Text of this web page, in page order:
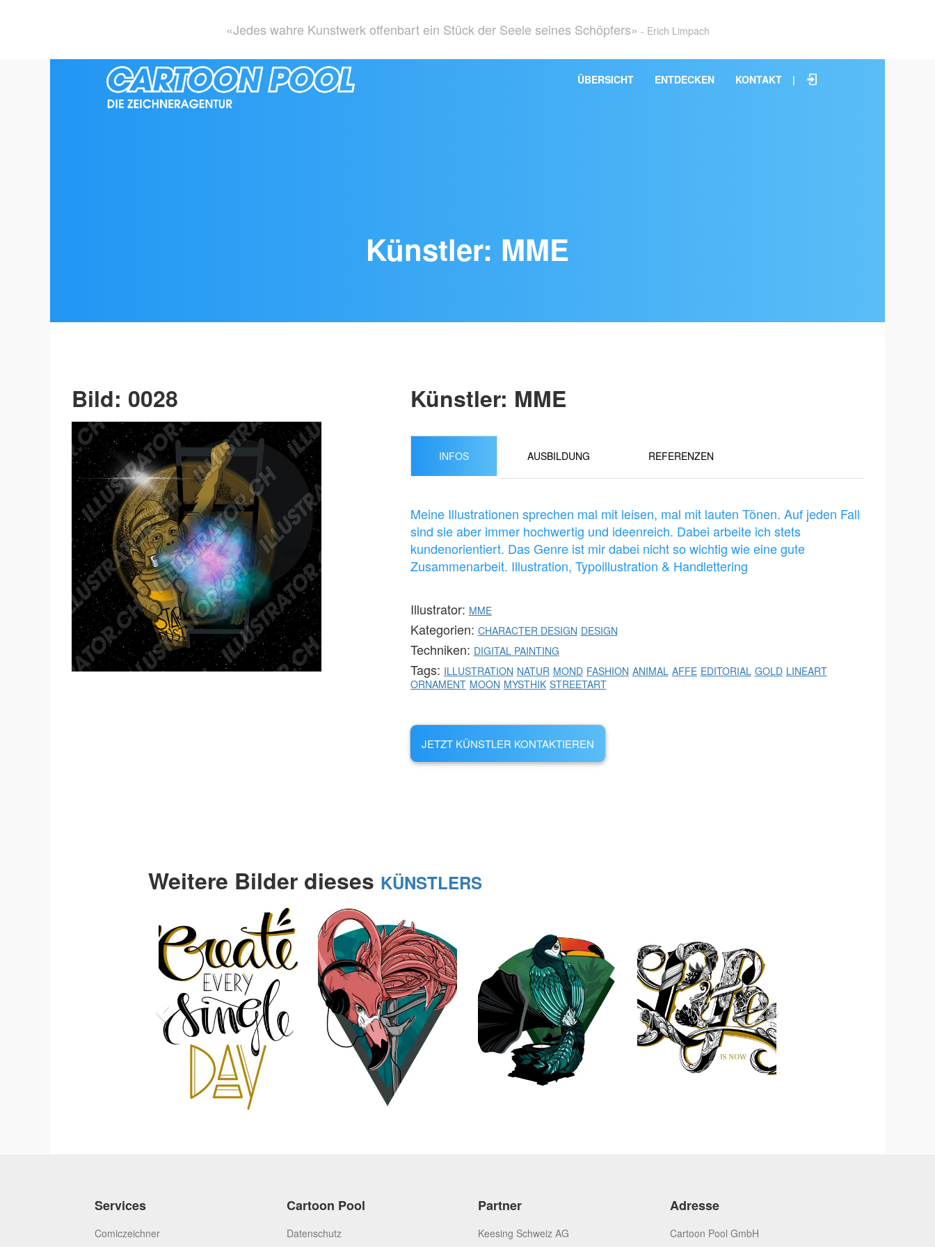
«Jedes wahre Kunstwerk offenbart ein Stück der Seele seines Schöpfers» - Erich Limpach
ÜBERSICHT ENTDECKEN KONTAKT |
Künstler: MME
Bild: 0028 Künstler: MME
INFOS AUSBILDUNG REFERENZEN
Meine Illustrationen sprechen mal mit leisen, mal mit lauten Tönen. Auf jeden Fall
sind sie aber immer hochwertig und ideenreich. Dabei arbeite ich stets ​
kundenorientiert. Das Genre ist mir dabei nicht so wichtig wie eine gute
Zusammenarbeit. Illustration, Typoillustration & Handlettering
Illustrator: MME
Kategorien: CHARACTER DESIGN DESIGN
Techniken: DIGITAL PAINTING
Tags: ILLUSTRATION NATUR MOND FASHION ANIMAL AFFE EDITORIAL GOLD LINEART
ORNAMENT MOON MYSTHIK STREETART
JETZT KÜNSTLER KONTAKTIEREN
Weitere Bilder dieses KÜNSTLERS
Services
Comiczeichner
Cartoon Pool
Datenschutz
Partner
Keesing Schweiz AG
Adresse
Cartoon Pool GmbH